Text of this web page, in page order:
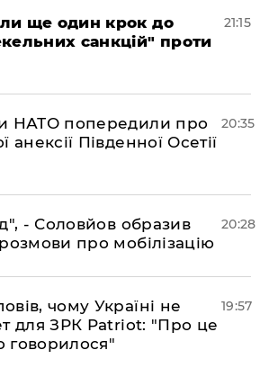
ще один крок до
санкцій" проти
21:15
НАТО попередили про
анексії Південної Осетії
20:35
- Соловйов образив
про мобілізацію
20:28
чому Україні не
для ЗРК Patriot: "Про це
говорилося"
19:57